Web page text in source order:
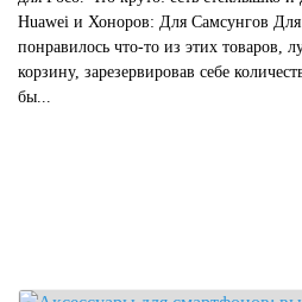
Huawei и Хоноров: Для Самсунгов
понравилось что-то из этих товаров,
корзину, зарезервировав себе
бы...